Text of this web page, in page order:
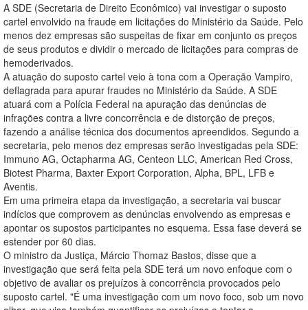
A SDE (Secretaria de Direito Econômico) vai investigar o suposto
cartel envolvido na fraude em licitações do Ministério da Saúde. Pelo
menos dez empresas são suspeitas de fixar em conjunto os preços
de seus produtos e dividir o mercado de licitações para compras de
hemoderivados.
A atuação do suposto cartel veio à tona com a Operação Vampiro,
deflagrada para apurar fraudes no Ministério da Saúde. A SDE
atuará com a Polícia Federal na apuração das denúncias de
infrações contra a livre concorrência e de distorção de preços,
fazendo a análise técnica dos documentos apreendidos. Segundo a
secretaria, pelo menos dez empresas serão investigadas pela SDE:
Immuno AG, Octapharma AG, Centeon LLC, American Red Cross,
Biotest Pharma, Baxter Export Corporation, Alpha, BPL, LFB e
Aventis.
Em uma primeira etapa da investigação, a secretaria vai buscar
indícios que comprovem as denúncias envolvendo as empresas e
apontar os supostos participantes no esquema. Essa fase deverá se
estender por 60 dias.
O ministro da Justiça, Márcio Thomaz Bastos, disse que a
investigação que será feita pela SDE terá um novo enfoque com o
objetivo de avaliar os prejuízos à concorrência provocados pelo
suposto cartel. "É uma investigação com um novo foco, sob um novo